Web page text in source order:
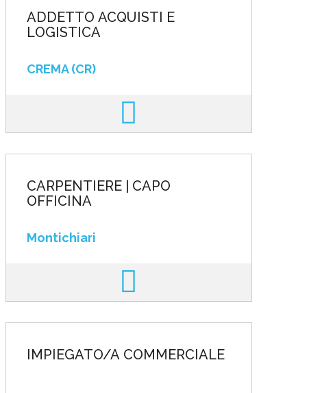
ADDETTO ACQUISTI E
LOGISTICA
CREMA (CR)
CARPENTIERE | CAPO
OFFICINA
Montichiari
IMPIEGATO/A COMMERCIALE